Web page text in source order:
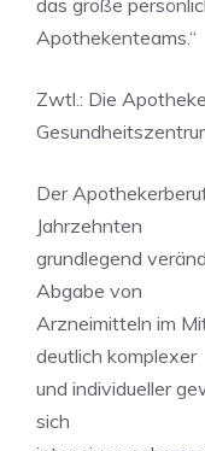
das große
Apothekenteams.“
Zwtl.: Die
Der
Jahrzehnten
grundlegend
Abgabe von
Arzneimitteln im
deutlich komplexer
und individueller
sich